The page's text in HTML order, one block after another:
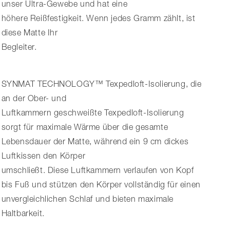
unser Ultra-Gewebe und hat eine
höhere Reißfestigkeit. Wenn jedes Gramm zählt, ist
diese Matte Ihr
Begleiter.
SYNMAT TECHNOLOGY™ Texpedloft-Isolierung, die
an der Ober- und
Luftkammern geschweißte Texpedloft-Isolierung
sorgt für maximale Wärme über die gesamte
Lebensdauer der Matte, während ein 9 cm dickes
Luftkissen den Körper
umschließt. Diese Luftkammern verlaufen von Kopf
bis Fuß und stützen den Körper vollständig für einen
unvergleichlichen Schlaf und bieten maximale
Haltbarkeit.